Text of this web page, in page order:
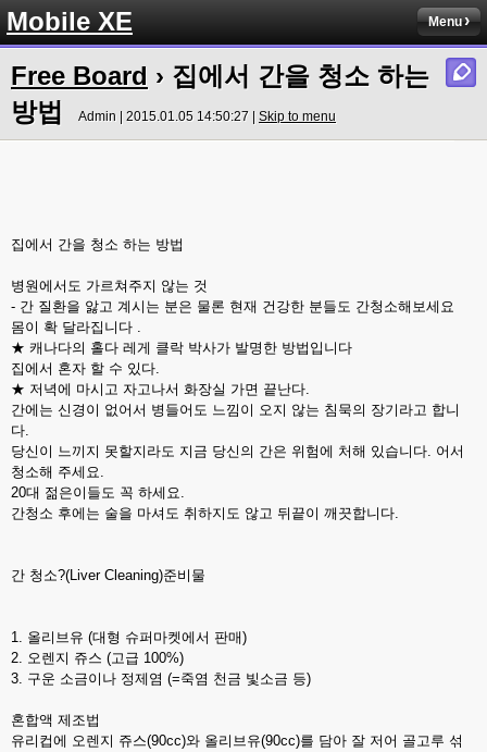
Mobile XE Menu
Free Board › 집에서 간을 청소 하는
방법
Admin | 2015.01.05 14:50:27 | Skip to menu
집에서 간을 청소 하는 방법
병원에서도 가르쳐주지 않는 것
- 간 질환을 앓고 계시는 분은 물론 현재 건강한 분들도 간청소해보세요
몸이 확 달라집니다 .
★ 캐나다의 홀다 레게 클락 박사가 발명한 방법입니다
집에서 혼자 할 수 있다.
★ 저녁에 마시고 자고나서 화장실 가면 끝난다.
간에는 신경이 없어서 병들어도 느낌이 오지 않는 침묵의 장기라고 합니
다.
당신이 느끼지 못할지라도 지금 당신의 간은 위험에 처해 있습니다. 어서
청소해 주세요.
20대 젊은이들도 꼭 하세요.
간청소 후에는 술을 마셔도 취하지도 않고 뒤끝이 깨끗합니다.
간 청소?(Liver Cleaning)준비물
1. 올리브유 (대형 슈퍼마켓에서 판매)
2. 오렌지 쥬스 (고급 100%)
3. 구운 소금이나 정제염 (=죽염 천금 빛소금 등)
혼합액 제조법
유리컵에 오렌지 쥬스(90cc)와 올리브유(90cc)를 담아 잘 저어 골고루 섞